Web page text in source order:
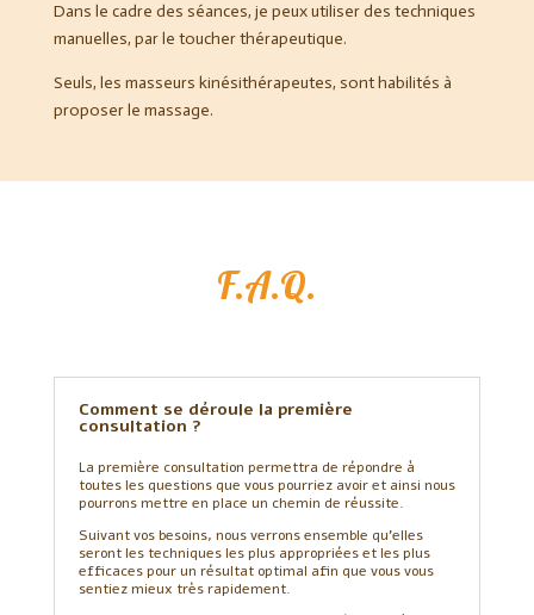
Dans le cadre des séances, je peux utiliser des techniques
manuelles, par le toucher thérapeutique.
Seuls, les masseurs kinésithérapeutes, sont habilités à
proposer le massage.
F.A.Q.
Comment se déroule la première
consultation ?
La première consultation permettra de répondre à
toutes les questions que vous pourriez avoir et ainsi nous
pourrons mettre en place un chemin de réussite.
Suivant vos besoins, nous verrons ensemble qu’elles
seront les techniques les plus appropriées et les plus
efficaces pour un résultat optimal afin que vous vous
sentiez mieux très rapidement.